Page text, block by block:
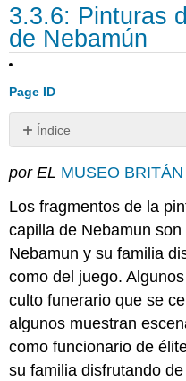
3.3.6: Pinturas
de Nebamún
Page ID
Índice
en
marismas
Jardín
de
Nebamun
Topografía
de
los
campos
Ganado
por EL MUSEO BRITÁN
Los fragmentos de la
capilla de Nebamun
Nebamun y su familia
como del juego.
culto funerario que se
algunos muestran
como funcionario de
su familia disfrutando